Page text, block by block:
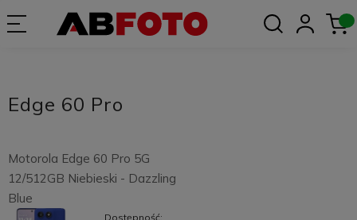
Edge 60 Pro
Motorola Edge 60 Pro 5G
12/512GB Niebieski - Dazzling
Blue
Dostępność: